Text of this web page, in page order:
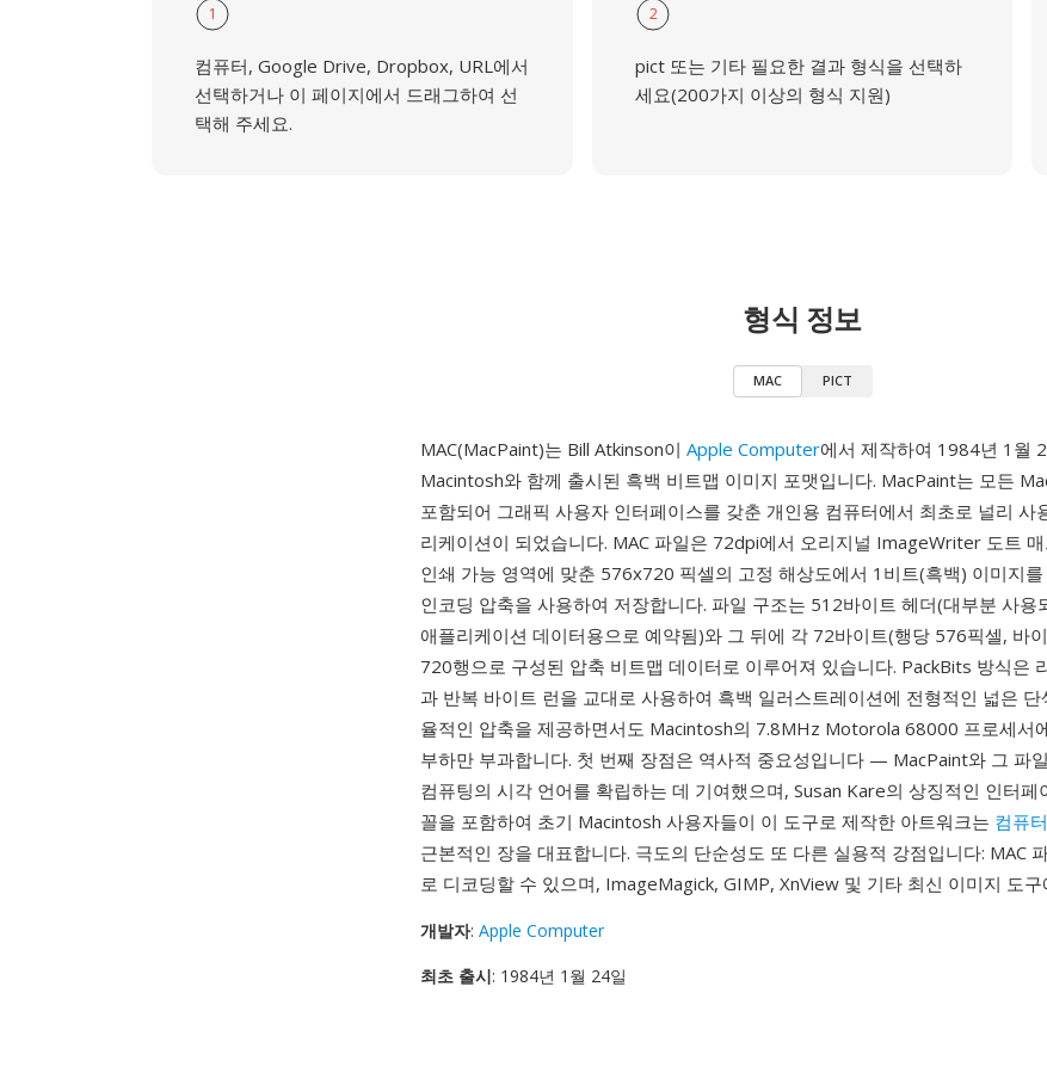
1
컴퓨터, Google Drive, Dropbox, URL에서
선택하거나 이 페이지에서 드래그하여 선
택해 주세요.
2
pict 또는 기타 필요한 결과 형식을 선택하
세요(200가지 이상의 형식 지원)
형식 정보
MAC PICT
MAC(MacPaint)는 Bill Atkinson이 Apple Computer에서 제작하여 1984년 1월
Macintosh와 함께 출시된 흑백 비트맵 이미지 포맷입니다. MacPaint는 모든
포함되어 그래픽 사용자 인터페이스를 갖춘 개인용 컴퓨터에서 최초로 널리 사
리케이션이 되었습니다. MAC 파일은 72dpi에서 오리지널 ImageWriter 도트
인쇄 가능 영역에 맞춘 576x720 픽셀의 고정 해상도에서 1비트(흑백) 이미지
인코딩 압축을 사용하여 저장합니다. 파일 구조는 512바이트 헤더(대부분 사용
애플리케이션 데이터용으로 예약됨)와 그 뒤에 각 72바이트(행당 576픽셀, 바
720행으로 구성된 압축 비트맵 데이터로 이루어져 있습니다. PackBits 방식은
과 반복 바이트 런을 교대로 사용하여 흑백 일러스트레이션에 전형적인 넓은 단
율적인 압축을 제공하면서도 Macintosh의 7.8MHz Motorola 68000 프로세서
부하만 부과합니다. 첫 번째 장점은 역사적 중요성입니다 — MacPaint와 그 파
컴퓨팅의 시각 언어를 확립하는 데 기여했으며, Susan Kare의 상징적인 인터페
꼴을 포함하여 초기 Macintosh 사용자들이 이 도구로 제작한 아트워크는 컴퓨
근본적인 장을 대표합니다. 극도의 단순성도 또 다른 실용적 강점입니다: MAC
로 디코딩할 수 있으며, ImageMagick, GIMP, XnView 및 기타 최신 이미지 도
개발자: Apple Computer
최초 출시: 1984년 1월 24일